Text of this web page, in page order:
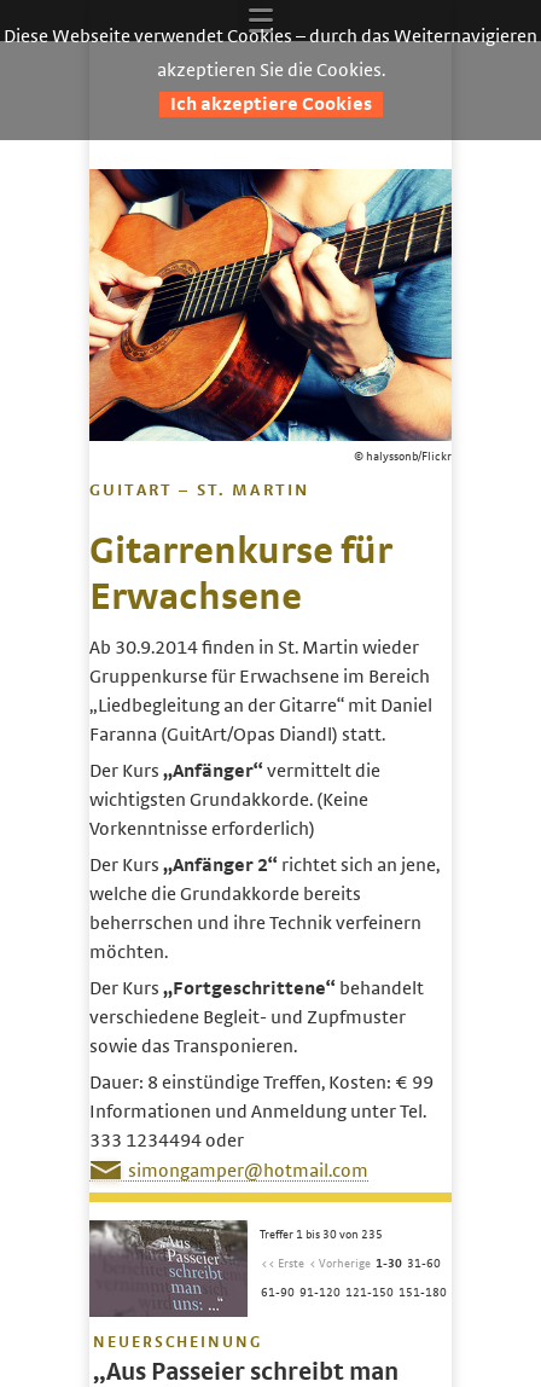
© halyssonb/Flickr
GUITART – ST. MARTIN
Gitarrenkurse für
Erwachsene
Ab 30.9.2014 finden in St. Martin wieder
Gruppenkurse für Erwachsene im Bereich
„Liedbegleitung an der Gitarre“ mit Daniel
Faranna (GuitArt/Opas Diandl) statt.
Der Kurs „Anfänger“ vermittelt die
wichtigsten Grundakkorde. (Keine
Vorkenntnisse erforderlich)
Der Kurs „Anfänger 2“ richtet sich an jene,
welche die Grundakkorde bereits
beherrschen und ihre Technik verfeinern
möchten.
Der Kurs „Fortgeschrittene“ behandelt
verschiedene Begleit- und Zupfmuster
sowie das Transponieren.
Dauer: 8 einstündige Treffen, Kosten: € 99
Informationen und Anmeldung unter Tel.
333 1234494 oder
simongamper@hotmail.com
NEUERSCHEINUNG
„Aus Passeier schreibt man
Treffer 1 bis 30 von 235
<< Erste < Vorherige 1-30 31-60
61-90 91-120 121-150 151-180
Diese Webseite verwendet Cookies – durch das Weiternavigieren
akzeptieren Sie die Cookies.
Ich akzeptiere Cookies